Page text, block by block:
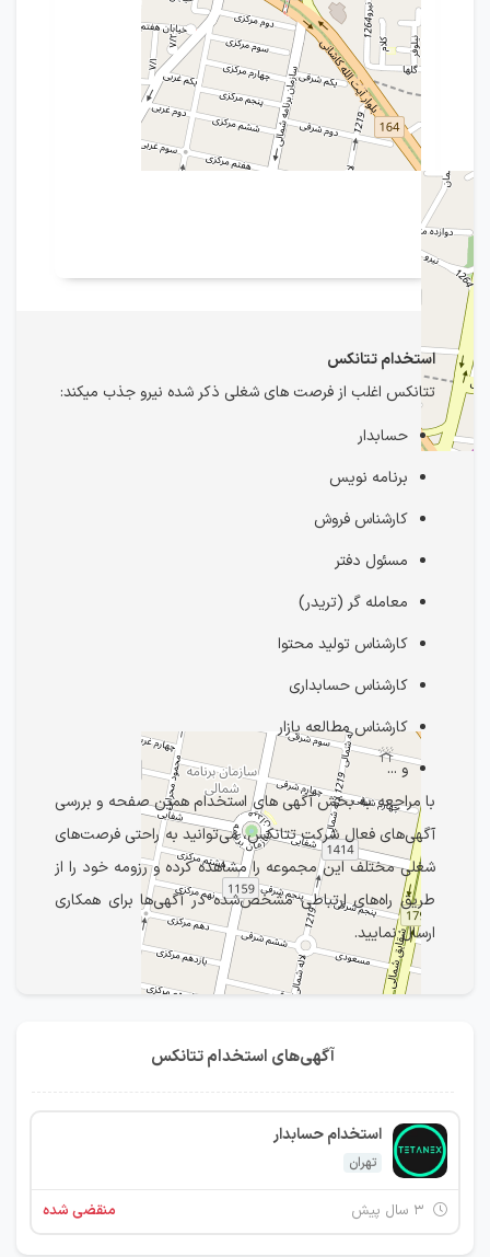
IranEstekhdam.ir
استخدام تتانکس
تتانکس اغلب از فرصت های شغلی ذکر شده نیرو جذب میکند:
حسابدار
برنامه نویس
کارشناس فروش
مسئول دفتر
معامله گر (تریدر)
کارشناس تولید محتوا
کارشناس حسابداری
کارشناس مطالعه بازار
و ...
با مراجعه به بخش آگهی های استخدام همین صفحه و بررسی
آگهی‌های فعال شرکت تتانکس، می‌توانید به راحتی فرصت‌های
شغلی مختلف این مجموعه را مشاهده کرده و رزومه خود را از
طریق راه‌های ارتباطی مشخص‌شده در آگهی‌ها برای همکاری
ارسال نمایید.
آگهی‌های استخدام تتانکس
استخدام حسابدار
تهران
منقضی شده